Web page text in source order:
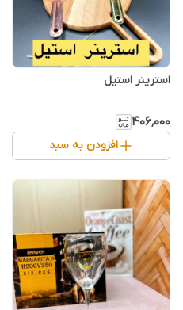
استرینر استیل
۴۰۶٬۰۰۰
افزودن به سبد